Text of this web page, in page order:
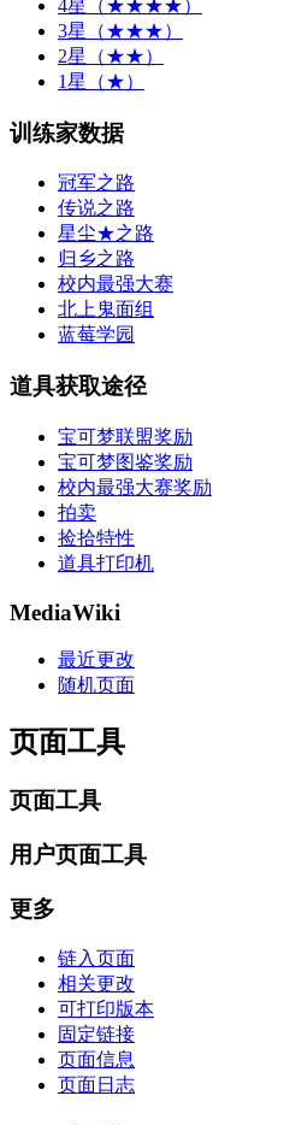
4星（★★★★）
3星（★★★）
2星（★★）
1星（★）
训练家数据
冠军之路
传说之路
星尘★之路
归乡之路
校内最强大赛
北上鬼面组
蓝莓学园
道具获取途径
宝可梦联盟奖励
宝可梦图鉴奖励
校内最强大赛奖励
拍卖
捡拾特性
道具打印机
MediaWiki
最近更改
随机页面
页面工具
页面工具
用户页面工具
更多
链入页面
相关更改
可打印版本
固定链接
页面信息
页面日志